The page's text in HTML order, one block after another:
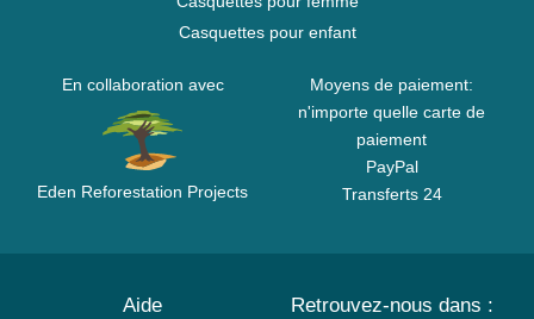
Casquettes pour enfant
En collaboration avec
Eden Reforestation Projects
Moyens de paiement:
n'importe quelle carte de
paiement
PayPal
Transferts 24
Aide Retrouvez-nous dans :